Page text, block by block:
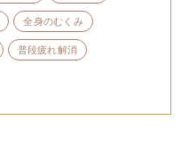
全身のむくみ
普段疲れ解消